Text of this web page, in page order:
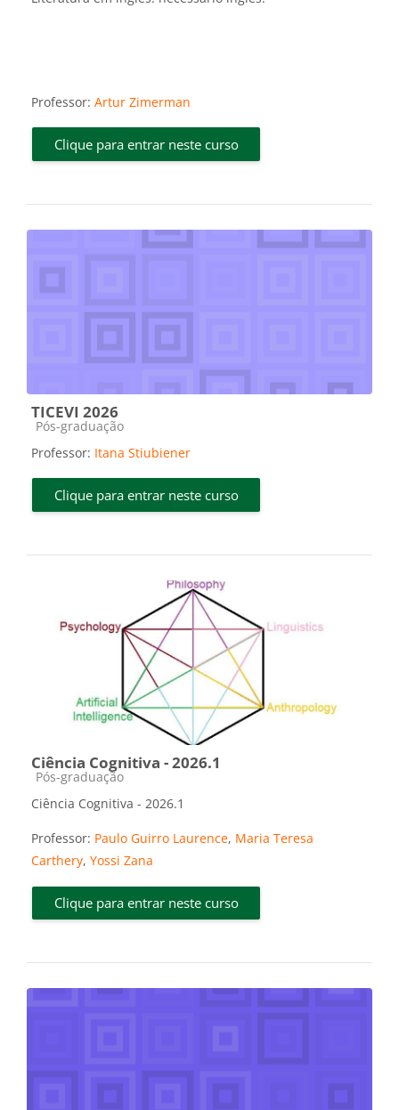
Professor: Artur Zimerman
Clique para entrar neste curso
TICEVI 2026
Categoria do curso
Pós-graduação
Professor: Itana Stiubiener
Clique para entrar neste curso
Ciência Cognitiva - 2026.1
Categoria do curso
Pós-graduação
Ciência Cognitiva - 2026.1
Professor: Paulo Guirro Laurence, Maria Teresa
Carthery, Yossi Zana
Clique para entrar neste curso